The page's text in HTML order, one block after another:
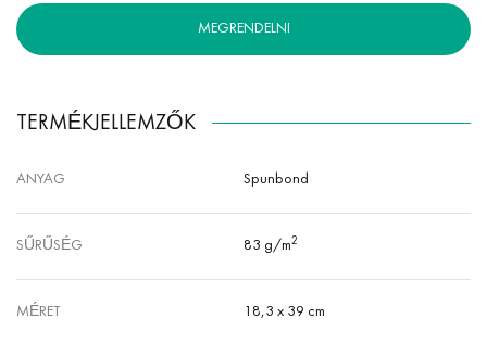
MEGRENDELNI
TERMÉKJELLEMZŐK
ANYAG Spunbond
SŰRŰSÉG 83 g/m2
MÉRET 18,3 x 39 cm